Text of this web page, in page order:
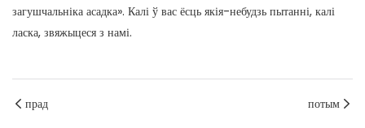
загушчальніка асадка». Калі ў вас ёсць якія-небудзь пытанні, калі
ласка, звяжыцеся з намі.
прад потым